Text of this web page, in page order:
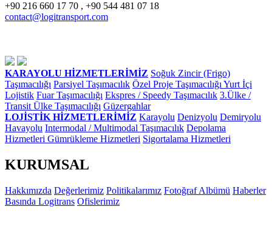
+90 216 660 17 70 , +90 544 481 07 18
contact@logitransport.com
KARAYOLU HİZMETLERİMİZ Soğuk Zincir (Frigo)
Taşımacılığı Parsiyel Taşımacılık Özel Proje Taşımacılığı Yurt İçi
Lojistik Fuar Taşımacılığı Ekspres / Speedy Taşımacılık 3.Ülke /
Transit Ülke Taşımacılığı Güzergahlar
LOJİSTİK HİZMETLERİMİZ Karayolu Denizyolu Demiryolu
Havayolu Intermodal / Multimodal Taşımacılık Depolama
Hizmetleri Gümrükleme Hizmetleri Sigortalama Hizmetleri
KURUMSAL
Hakkımızda Değerlerimiz Politikalarımız Fotoğraf Albümü Haberler
Basında Logitrans Ofislerimiz